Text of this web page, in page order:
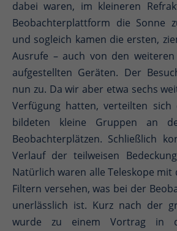
dabei waren, im kleineren
Beobachterplattform die Sonne
und sogleich kamen die ersten,
Ausrufe – auch von den
aufgestellten Geräten. Der
nun zu. Da wir aber etwa sechs
Verfügung hatten, verteilten sich
bildeten kleine Gruppen an
Beobachterplätzen. Schließlich
Verlauf der teilweisen
Natürlich waren alle Teleskope
Filtern versehen, was bei der
unerlässlich ist. Kurz nach der
wurde zu einem Vortrag in